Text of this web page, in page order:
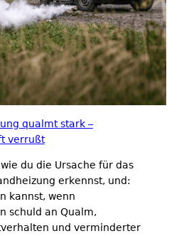
qualmt stark –
verrußt
du die Ursache für das
erkennst, und:
kannst, wenn
schuld an Qualm,
und verminderter